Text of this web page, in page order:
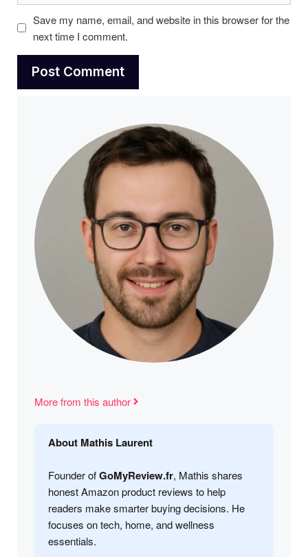
Save my name, email, and website in this browser for the
next time I comment.
More from this author
About Mathis Laurent
Founder ofGoMyReview.fr, Mathis shares
honest Amazon product reviews to help
readers make smarter buying decisions. He
focuses on tech, home, and wellness
essentials.